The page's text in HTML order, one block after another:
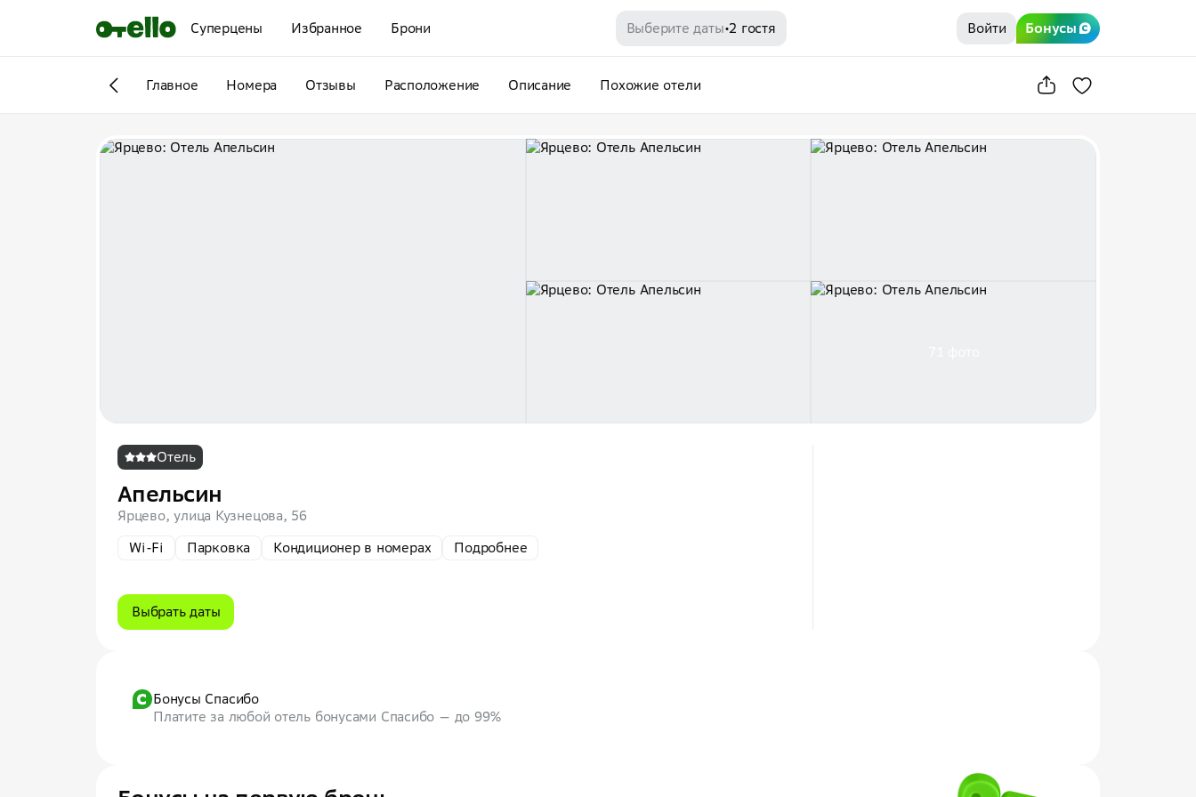
Суперцены Избранное Брони Выберите даты•2 гостя Войти Бонусы
Главное Номера Отзывы Расположение Описание Похожие отели
Отель
Апельсин
Ярцево, улица Кузнецова, 56
Wi-Fi
Парковка Кондиционер в номерах Подробнее
Выбрать даты
Бонусы Спасибо
Платите за любой отель бонусами Спасибо — до 99%